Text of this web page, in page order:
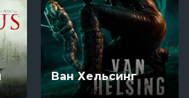
Ван Хельсинг